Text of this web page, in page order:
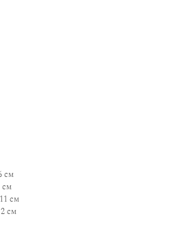
см
см
см
см